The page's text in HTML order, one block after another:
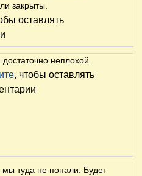
закрыты.
оставлять
неплохой.
, чтобы оставлять
туда не попали. Будет